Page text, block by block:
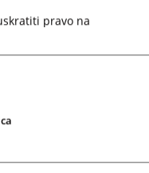
pravo na